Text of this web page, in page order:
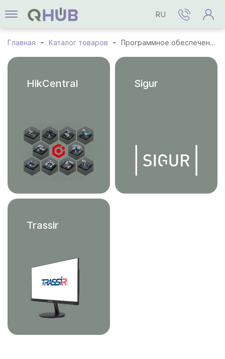
RU
Главная Каталог товаров Программное обеспечение
HikCentral Sigur
Trassir